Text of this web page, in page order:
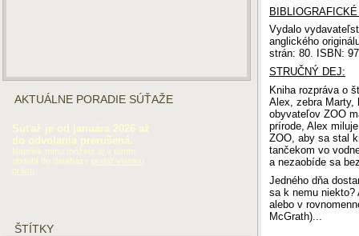
Vydalo
anglického
strán: 80. ISBN:
STRUČNÝ DEJ:
Kniha rozpráva o
Alex, zebra Marty,
obyvateľov ZOO
prírode, Alex
ZOO, aby sa stal
tančekom vo
a nezaobíde sa
Jedného dňa
sa k nemu niekto?
alebo v
McGrath)...
AKTUÁLNE PORADIE SÚŤAŽE
Súťaž je od januára 2026 až
do odvolania prerušená.
Napriek tomu môžete aj v tomto
období do databázy pridať vlastnú
prácu
ŠTÍTKY